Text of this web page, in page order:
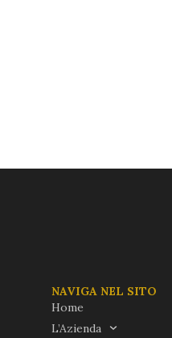
NAVIGA NEL SITO
Home
L’Azienda